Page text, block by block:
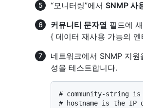
“모니터링”에서 SNMP 사
커뮤니티 문자열 필드에
{ 데이터 재사용 가능의
네트워크에서 SNMP 지
성을 테스트합니다.
# community-string
# hostname is the IP